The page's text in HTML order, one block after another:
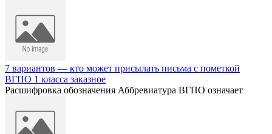
7 вариантов — кто может присылать письма с пометкой
ВГПО 1 класса заказное
Расшифровка обозначения Аббревиатура ВГПО означает